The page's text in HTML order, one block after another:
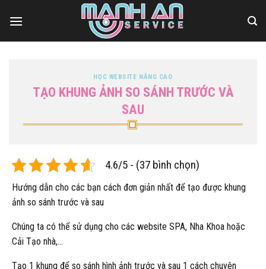
qua
HỌC WEBSITE NÂNG CAO
TẠO KHUNG ẢNH SO SÁNH TRƯỚC VÀ
SAU
4.6/5 - (37 bình chọn)
Hướng dẫn cho các bạn cách đơn giản nhất để tạo được khung
ảnh so sánh trước và sau
Chúng ta có thể sử dụng cho các website SPA, Nha Khoa hoặc
Cải Tạo nhà,…
Tạo 1 khung để so sánh hình ảnh trước và sau 1 cách chuyên